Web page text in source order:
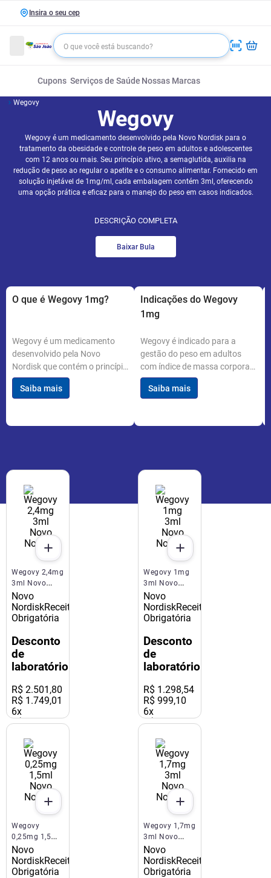
Insira o seu cep
Cupons Serviços de Saúde Nossas Marcas
Wegovy
Wegovy
Wegovy é um medicamento desenvolvido pela Novo Nordisk para o
tratamento da obesidade e controle de peso em adultos e adolescentes
com 12 anos ou mais. Seu princípio ativo, a semaglutida, auxilia na
redução de peso ao regular o apetite e o consumo alimentar. Fornecido em
solução injetável de 1mg/ml, cada embalagem contém 3ml, oferecendo
uma opção prática e eficaz para o manejo do peso em casos indicados.
DESCRIÇÃO COMPLETA
Baixar Bula
O que é Wegovy 1mg?
Wegovy é um medicamento
desenvolvido pela Novo
Nordisk que contém o princípio
ativo semaglutida. É utilizado
para o tratamento da
em um volume de 3ml.
Saiba mais
Indicações do Wegovy
1mg
Wegovy é indicado para a
gestão do peso em adultos
com índice de massa corporal
(IMC) de 30 ou mais, ou com
IMC de 27 ou mais com pelo
calorias e aumento da
Saiba mais
Wegovy 2,4mg
3ml Novo
Nordisk
Novo
NordiskReceita
Obrigatória
Desconto
de
laboratório
R$ 2.501 ,80
R$ 1.749,01
6x
R$ 291,50
Wegovy 1mg
3ml Novo
Nordisk
Novo
NordiskReceita
Obrigatória
Desconto
de
laboratório
R$ 1 .298,54
R$ 999,10
6x
R$ 166,52
Wegovy
0,25mg 1,5ml
Novo Nordisk
Novo
NordiskReceita
Obrigatória
Wegovy 1,7mg
3ml Novo
Nordisk
Novo
NordiskReceita
Obrigatória